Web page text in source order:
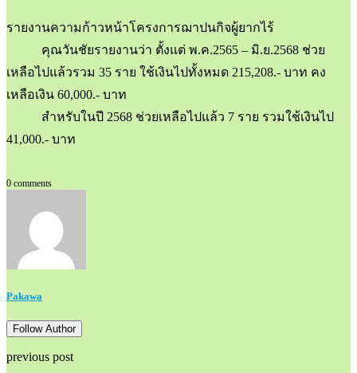
รายงานความก้าวหน้าโครงการฌาปนกิจผู้ยากไร้
คุณวันชัยรายงานว่า ตั้งแต่ พ.ค.2565 – มิ.ย.2568 ช่วย
เหลือไปแล้วรวม 35 ราย ใช้เงินไปทั้งหมด 215,208.- บาท คง
เหลือเงิน 60,000.- บาท
สำหรับในปี 2568 ช่วยเหลือไปแล้ว 7 ราย รวมใช้เงินไป
41,000.- บาท
0 comments
Pakawa
Follow Author
previous post